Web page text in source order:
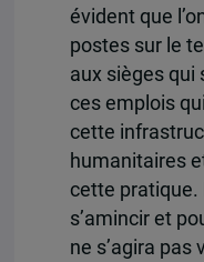
évident que
postes sur le
aux sièges qui
ces emplois
cette
humanitaires
cette
s’amincir et
ne s’agira pas